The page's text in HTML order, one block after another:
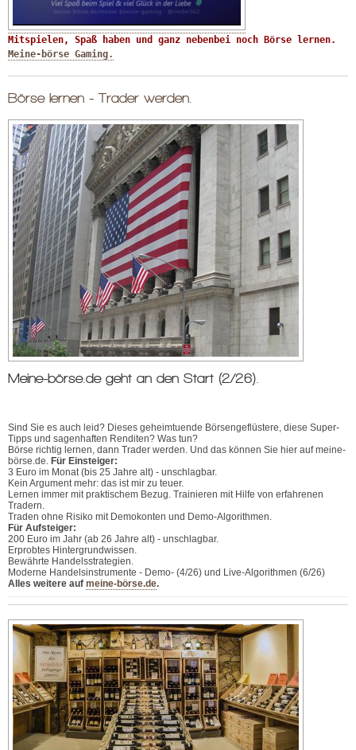
Meine-börse Gaming.
Börse lernen - Trader werden.
Meine-börse.de geht an den Start (2/26).
Sind Sie es auch leid? Dieses geheimtuende Börsengeflüstere, diese Super-
Tipps und sagenhaften Renditen? Was tun?
Börse richtig lernen, dann Trader werden. Und das können Sie hier auf meine-
börse.de. Für Einsteiger:
3 Euro im Monat (bis 25 Jahre alt) - unschlagbar.
Kein Argument mehr: das ist mir zu teuer.
Lernen immer mit praktischem Bezug. Trainieren mit Hilfe von erfahrenen
Tradern.
Traden ohne Risiko mit Demokonten und Demo-Algorithmen.
Für Aufsteiger:
200 Euro im Jahr (ab 26 Jahre alt) - unschlagbar.
Erprobtes Hintergrundwissen.
Bewährte Handelsstrategien.
Moderne Handelsinstrumente - Demo- (4/26) und Live-Algorithmen (6/26)
Alles weitere auf meine-börse.de.